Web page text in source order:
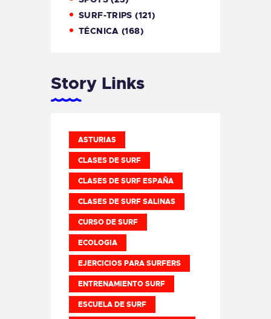
SURF-TRIPS (121)
TÉCNICA (168)
Story Links
ASTURIAS
CLASES DE SURF
CLASES DE SURF ESPAÑA
CLASES DE SURF SALINAS
CURSO DE SURF
ECOLOGIA
EJERCICIOS PARA SURFERS
ENTRENAMIENTO SURF
ESCUELA DE SURF